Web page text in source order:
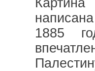
1885